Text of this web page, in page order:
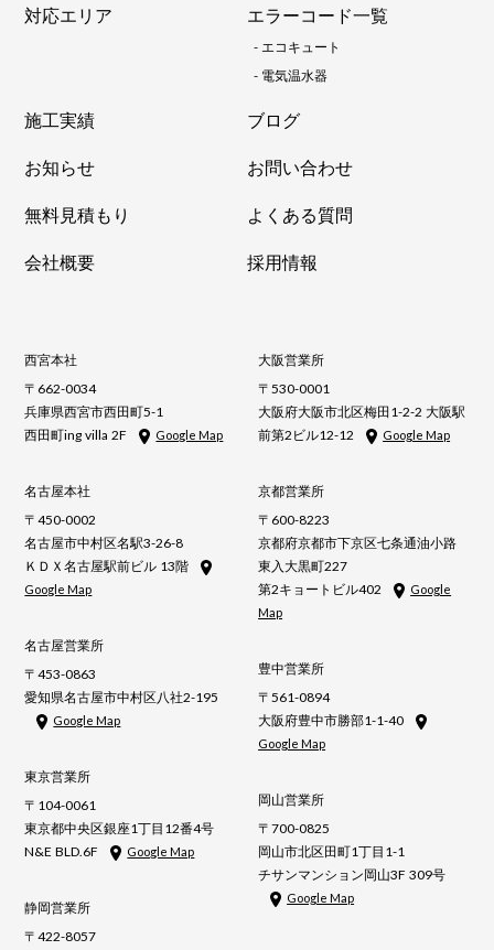
対応エリア エラーコード一覧
-エコキュート
- 電気温水器
施工実績
ブログ
お知らせ
お問い合わせ
無料見積もり
よくある質問
会社概要
採用情報
西宮本社
〒662-0034
兵庫県西宮市西田町5-1
西田町ing villa 2F
Google Map
名古屋本社
〒450-0002
名古屋市中村区名駅3-26-8
ＫＤＸ名古屋駅前ビル 13階
Google Map
名古屋営業所
〒453-0863
愛知県名古屋市中村区八社2-195
Google Map
東京営業所
〒104-0061
東京都中央区銀座1丁目12番4号
N&E BLD.6F
Google Map
静岡営業所
〒422-8057
大阪営業所
〒530-0001
大阪府大阪市北区梅田1-2-2 大阪駅
前第2ビル12-12
Google Map
京都営業所
〒600-8223
京都府京都市下京区七条通油小路
東入大黒町227
第2キョートビル402
Google
Map
豊中営業所
〒561-0894
大阪府豊中市勝部1-1-40
Google Map
岡山営業所
〒700-0825
岡山市北区田町1丁目1-1
チサンマンション岡山3F 309号
Google Map